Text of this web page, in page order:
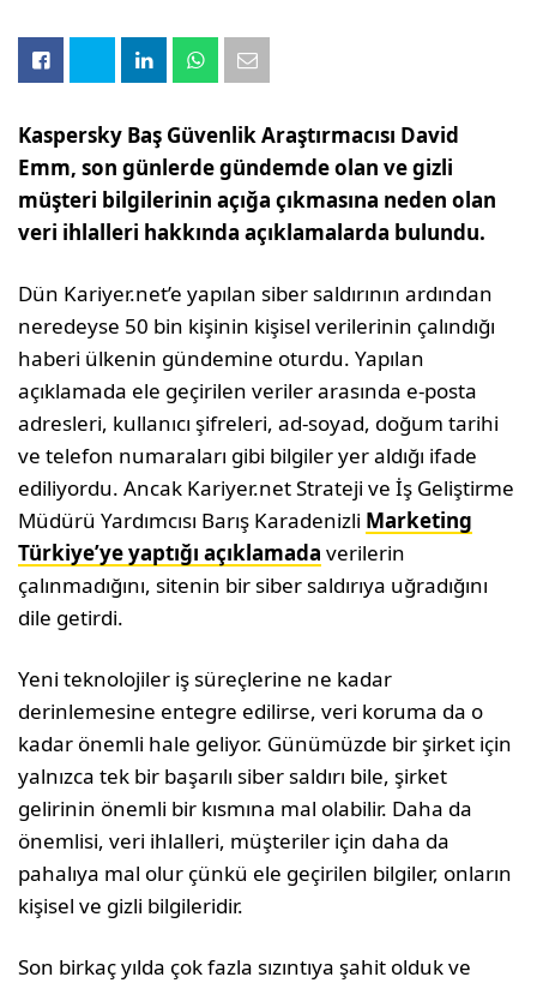
Kaspersky Baş Güvenlik Araştırmacısı David
Emm, son günlerde gündemde olan ve gizli
müşteri bilgilerinin açığa çıkmasına neden olan
veri ihlalleri hakkında açıklamalarda bulundu.
Dün Kariyer.net’e yapılan siber saldırının ardından
neredeyse 50 bin kişinin kişisel verilerinin çalındığı
haberi ülkenin gündemine oturdu. Yapılan
açıklamada ele geçirilen veriler arasında e-posta
adresleri, kullanıcı şifreleri, ad-soyad, doğum tarihi
ve telefon numaraları gibi bilgiler yer aldığı ifade
ediliyordu. Ancak Kariyer.net Strateji ve İş Geliştirme
Müdürü Yardımcısı Barış Karadenizli Marketing
Türkiye’ye yaptığı açıklamada verilerin
çalınmadığını, sitenin bir siber saldırıya uğradığını
dile getirdi.
Yeni teknolojiler iş süreçlerine ne kadar
derinlemesine entegre edilirse, veri koruma da o
kadar önemli hale geliyor. Günümüzde bir şirket için
yalnızca tek bir başarılı siber saldırı bile, şirket
gelirinin önemli bir kısmına mal olabilir. Daha da
önemlisi, veri ihlalleri, müşteriler için daha da
pahalıya mal olur çünkü ele geçirilen bilgiler, onların
kişisel ve gizli bilgileridir.
Son birkaç yılda çok fazla sızıntıya şahit olduk ve